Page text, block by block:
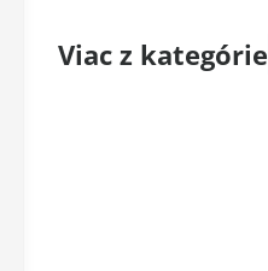
Viac z kategórie